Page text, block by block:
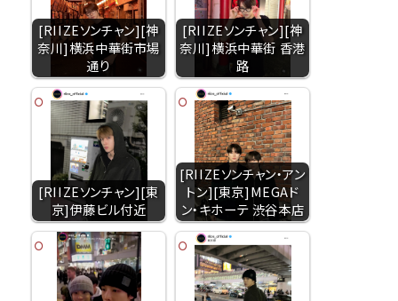
[RIIZEソンチャン][神
奈川]横浜中華街市場
通り
[RIIZEソンチャン][神
奈川]横浜中華街 香港
路
[RIIZEソンチャン][東
京]伊藤ビル付近
[RIIZEソンチャン・アン
トン][東京]MEGAド
ン・キホーテ 渋谷本店